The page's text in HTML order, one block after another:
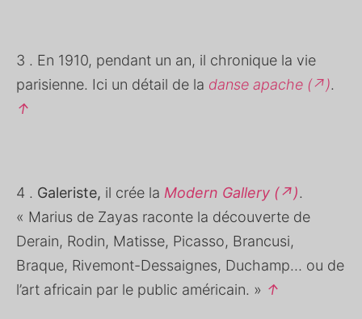
3 . En 1910, pendant un an, il chronique la vie
parisienne. Ici un détail de la danse apache (↗).
↑
4 . Galeriste, il crée la Modern Gallery (↗).
« Marius de Zayas raconte la découverte de
Derain, Rodin, Matisse, Picasso, Brancusi,
Braque, Rivemont-Dessaignes, Duchamp… ou de
l’art africain par le public américain. » ↑